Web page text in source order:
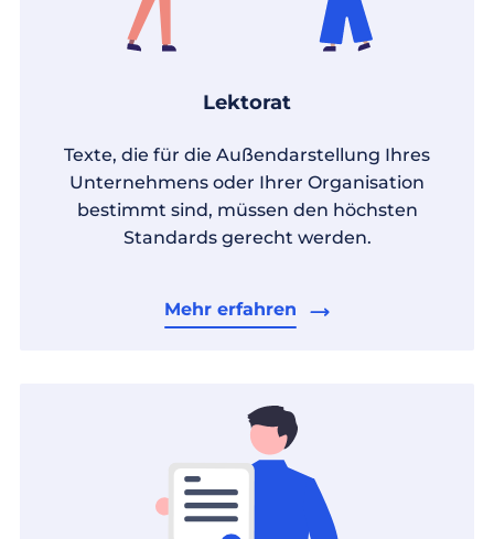
Lektorat
Texte, die für die Außendarstellung Ihres
Unternehmens oder Ihrer Organisation
bestimmt sind, müssen den höchsten
Standards gerecht werden.
Mehr erfahren